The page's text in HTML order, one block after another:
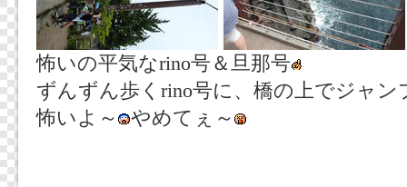
怖いの平気なrino号＆旦那号
ずんずん歩くrino号に、橋の上でジャン
怖いよ～
やめてぇ～